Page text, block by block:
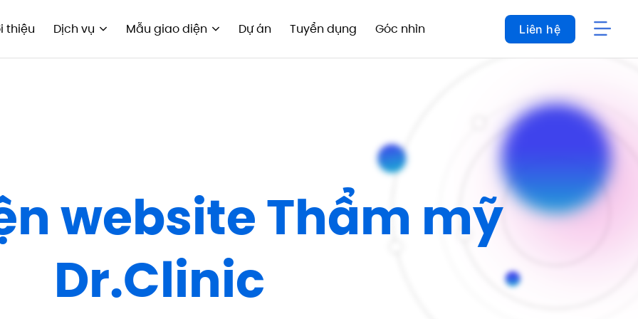
thiệu Dịch vụ Mẫu giao diện Dự án Tuyển dụng Góc nhìn Liên hệ
website Thẩm mỹ
Dr.Clinic